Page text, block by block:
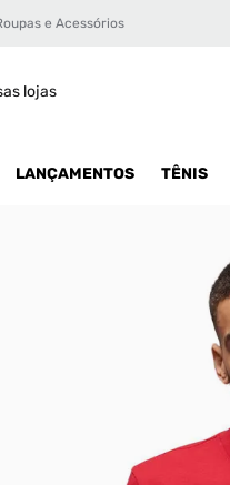
e Acessórios
lojas
LANÇAMENTOS TÊNIS
Crew Masculina